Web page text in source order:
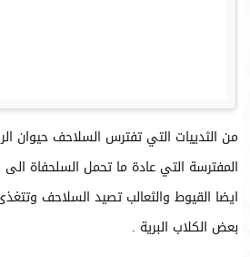
من الثدييات التي تفترس السلاحف حيوان
المفترسة التي عادة ما تحمل السلحفاة
ايضا القيوط والثعالب تصيد السلاحف
بعض الكلاب البرية .